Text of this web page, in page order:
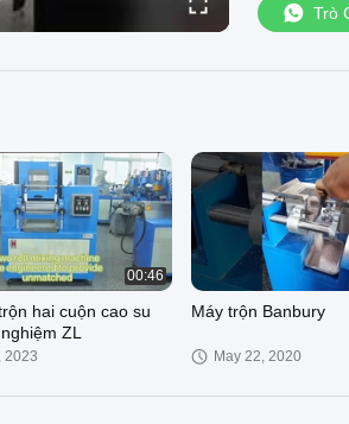
https://
Trò
00:46
hai cuộn cao su
ZL
2023
Máy trộn Banbury
May 22, 2020